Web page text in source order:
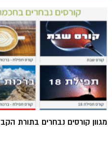
מגוון קורסים נבחרים בתורת